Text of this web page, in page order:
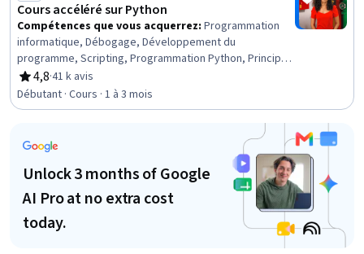
Cours accéléré sur Python
Compétences que vous acquerrez: Programmation
informatique, Débogage, Développement du
programme, Scripting, Programmation Python, Principes
de programmation, Magasin de données, Outils de
programmation informatique, Pensée informatique,
Langages de script, Environnements de développement
intégré, Structures de données, Environnement de
développement
4,8
évaluation, 4,8 sur 5 étoiles
·41 k avis
Débutant · Cours · 1 à 3 mois
Unlock 3 months of Google
AI Pro at no extra cost
today.